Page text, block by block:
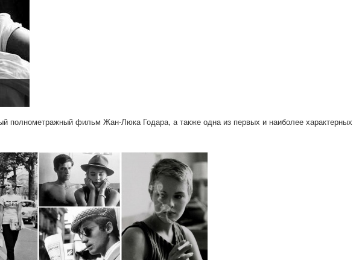
полнометражный фильм Жан-Люка Годара, а также одна из первых и наиболее характерных